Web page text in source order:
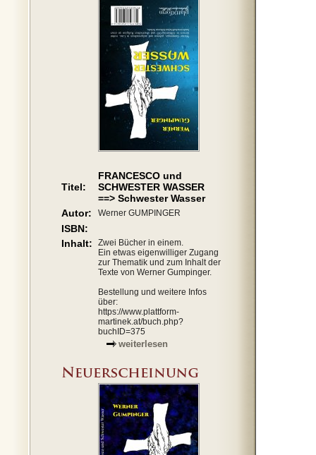
Titel:
FRANCESCO und
SCHWESTER WASSER
==> Schwester Wasser
Autor:
Werner GUMPINGER
ISBN:
Inhalt:
Zwei Bücher in einem.
Ein etwas eigenwilliger Zugang
zur Thematik und zum Inhalt der
Texte von Werner Gumpinger.
Bestellung und weitere Infos
über:
https://www.plattform-
martinek.at/buch.php?
buchID=375
weiterlesen